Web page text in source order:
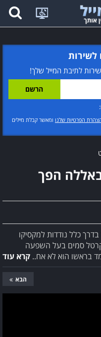
לשירות
לתיבת המייל שלך!
הפרטיות שלנו ומאשר קבלת מיילים
הפך
כלל נודדות למקסיקו
קרטל סמים בעל השפעה
בראשו הוא לא אח.. קרא עוד
הבא